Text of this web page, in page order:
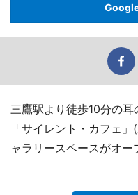
三鷹駅より徒歩10分の
「サイレント・カフェ
ャラリースペースがオー